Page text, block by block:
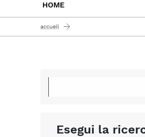
HOME
accueil
Esegui la